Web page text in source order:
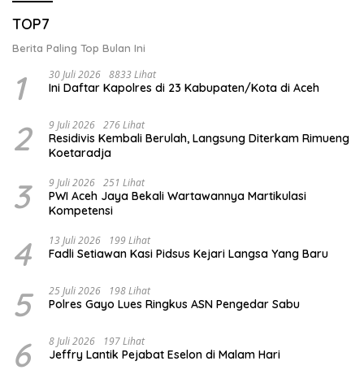
TOP7
Berita Paling Top Bulan Ini
1 30 Juli 2026 8833 Lihat
Ini Daftar Kapolres di 23 Kabupaten/Kota di Aceh
2 9 Juli 2026 276 Lihat
Residivis Kembali Berulah, Langsung Diterkam Rimueng
Koetaradja
3 9 Juli 2026 251 Lihat
PWI Aceh Jaya Bekali Wartawannya Martikulasi
Kompetensi
4 13 Juli 2026 199 Lihat
Fadli Setiawan Kasi Pidsus Kejari Langsa Yang Baru
5 25 Juli 2026 198 Lihat
Polres Gayo Lues Ringkus ASN Pengedar Sabu
6 8 Juli 2026 197 Lihat
Jeffry Lantik Pejabat Eselon di Malam Hari